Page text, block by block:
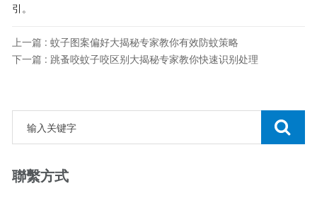
引。
上一篇 : 蚊子图案偏好大揭秘专家教你有效防蚊策略
下一篇 : 跳蚤咬蚊子咬区别大揭秘专家教你快速识别处理
聯繫方式